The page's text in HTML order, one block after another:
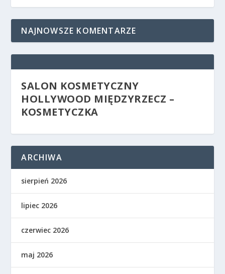
NAJNOWSZE KOMENTARZE
SALON KOSMETYCZNY
HOLLYWOOD MIĘDZYRZECZ –
KOSMETYCZKA
ARCHIWA
sierpień 2026
lipiec 2026
czerwiec 2026
maj 2026